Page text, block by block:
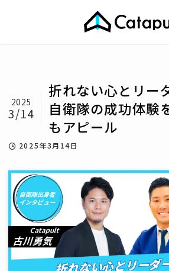
折れない心とリー
自衛隊の成功体験
もアピール
2025
3/14
2025年3月14日